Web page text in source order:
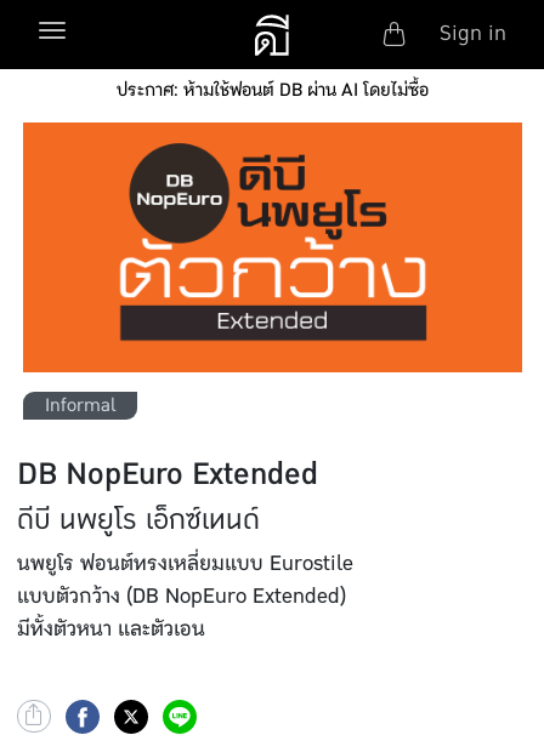
Skip to main content
Toggle navigation Sign in
ประกาศ: ห้ามใช้ฟอนต์ DB ผ่าน AI โดยไม่ซื้อ
Informal
DB NopEuro Extended
ดีบี นพยูโร เอ็กซ์เทนด์
นพยูโร ฟอนต์ทรงเหลี่ยมแบบ Eurostile
แบบตัวกว้าง (DB NopEuro Extended)
มีทั้งตัวหนา และตัวเอน